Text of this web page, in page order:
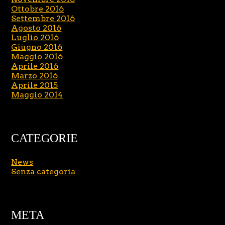
Ottobre 2016
Settembre 2016
Agosto 2016
Luglio 2016
Giugno 2016
Maggio 2016
Aprile 2016
Marzo 2016
Aprile 2015
Maggio 2014
CATEGORIE
News
Senza categoria
META